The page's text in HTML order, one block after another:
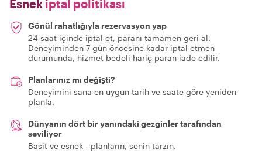
Esnek iptal politikası
Gönül rahatlığıyla rezervasyon yap
24 saat içinde iptal et, paranı tamamen geri al.
Deneyiminden 7 gün öncesine kadar iptal etmen
durumunda, hizmet bedeli hariç paran iade edilir.
Planlarınız mı değişti?
Deneyimini sana en uygun tarih ve saate göre yeniden
planla.
Dünyanın dört bir yanındaki gezginler tarafından
seviliyor
Basit ve esnek - planların, senin tarzın.